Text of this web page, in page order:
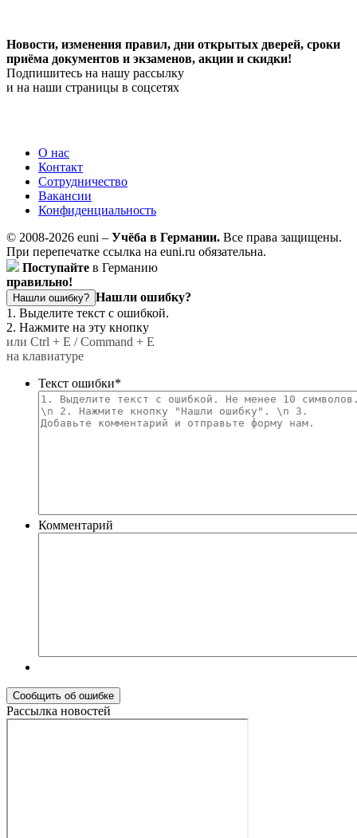
Новости, изменения правил, дни открытых дверей, сроки
приёма документов и экзаменов, акции и скидки!
Подпишитесь на нашу рассылку
и на наши страницы в соцсетях
О нас
Контакт
Сотрудничество
Вакансии
Конфиденциальность
© 2008-2026 euni – Учёба в Германии. Все права защищены.
При перепечатке ссылка на euni.ru обязательна.
Поступайте в Германию
правильно!
Нашли ошибку? Нашли ошибку?
1. Выделите текст с ошибкой.
2. Нажмите на эту кнопку
или Ctrl + E / Command + E
на клавиатуре
Текст ошибки*
Комментарий
Рассылка новостей